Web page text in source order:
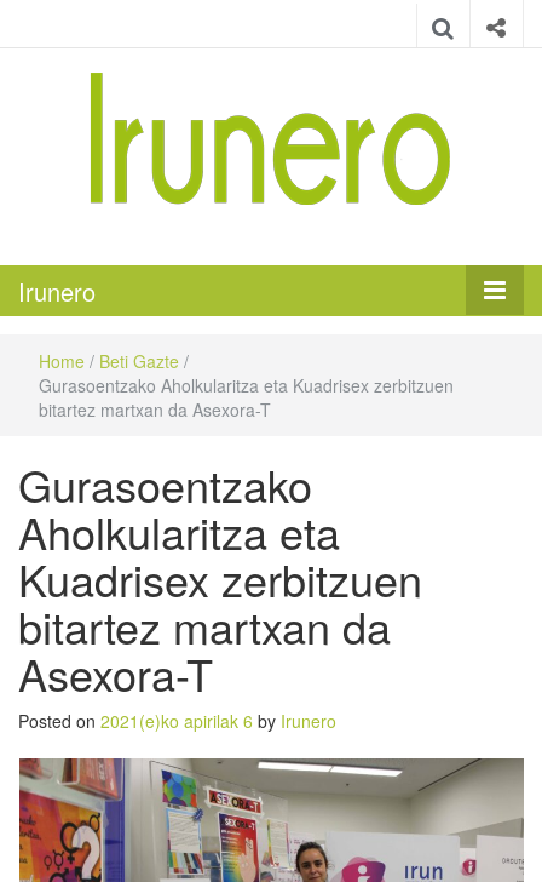
Irunero
Home / Beti Gazte /
Gurasoentzako Aholkularitza eta Kuadrisex zerbitzuen
bitartez martxan da Asexora-T
Gurasoentzako
Aholkularitza eta
Kuadrisex zerbitzuen
bitartez martxan da
Asexora-T
Posted on 2021(e)ko apirilak 6 by Irunero